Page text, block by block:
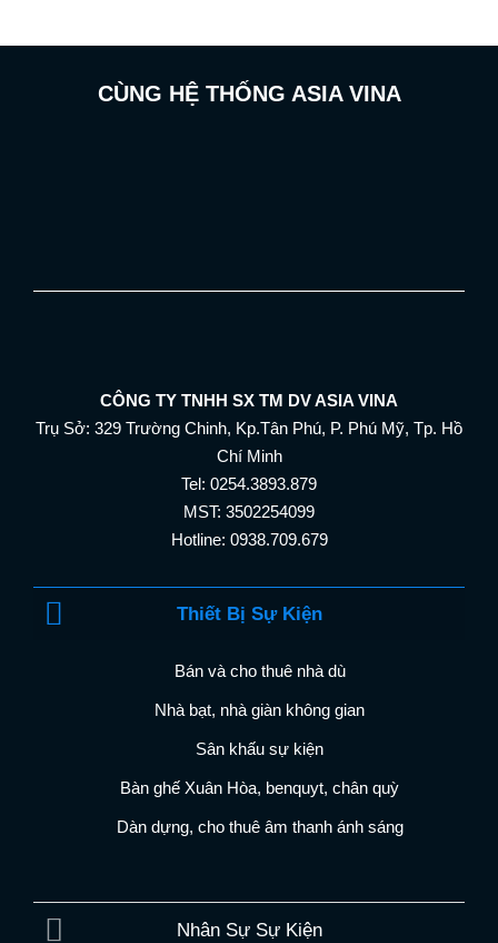
CÙNG HỆ THỐNG ASIA VINA
CÔNG TY TNHH SX TM DV ASIA VINA
Trụ Sở: 329 Trường Chinh, Kp.Tân Phú, P. Phú Mỹ, Tp. Hồ
Chí Minh
Tel: 0254.3893.879
MST: 3502254099
Hotline: 0938.709.679
Thiết Bị Sự Kiện
Bán và cho thuê nhà dù
Nhà bạt, nhà giàn không gian
Sân khấu sự kiện
Bàn ghế Xuân Hòa, benquyt, chân quỳ
Dàn dựng, cho thuê âm thanh ánh sáng
Nhân Sự Sự Kiện